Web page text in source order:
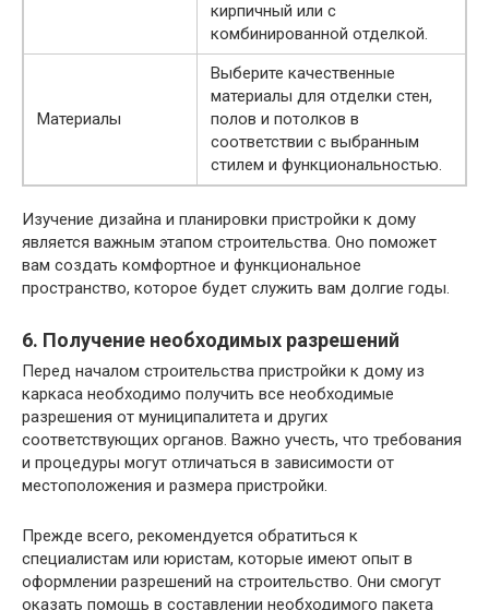
кирпичный или с
комбинированной отделкой.
Материалы
Выберите качественные
материалы для отделки стен,
полов и потолков в
соответствии с выбранным
стилем и функциональностью.
Изучение дизайна и планировки пристройки к дому
является важным этапом строительства. Оно поможет
вам создать комфортное и функциональное
пространство, которое будет служить вам долгие годы.
6. Получение необходимых разрешений
Перед началом строительства пристройки к дому из
каркаса необходимо получить все необходимые
разрешения от муниципалитета и других
соответствующих органов. Важно учесть, что требования
и процедуры могут отличаться в зависимости от
местоположения и размера пристройки.
Прежде всего, рекомендуется обратиться к
специалистам или юристам, которые имеют опыт в
оформлении разрешений на строительство. Они смогут
оказать помощь в составлении необходимого пакета